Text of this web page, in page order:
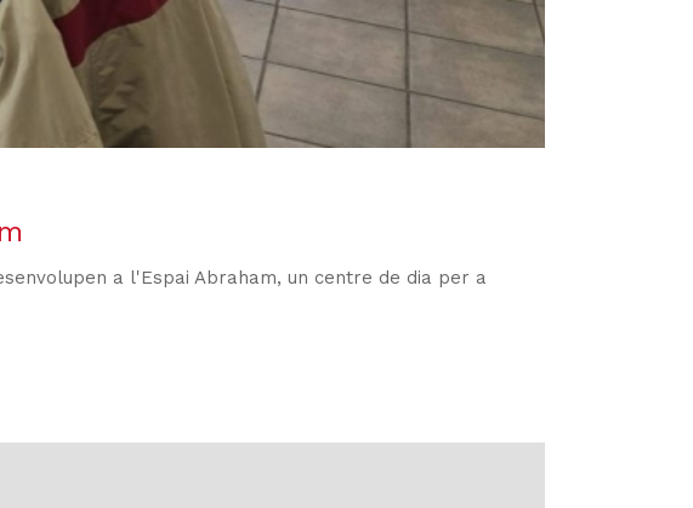
a l'Espai Abraham, un centre de dia per a